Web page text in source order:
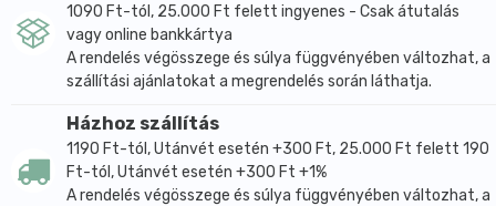
1090 Ft-tól, 25.000 Ft felett ingyenes - Csak átutalás
vagy online bankkártya
A rendelés végösszege és súlya függvényében változhat, a
szállítási ajánlatokat a megrendelés során láthatja.
Házhoz szállítás
1190 Ft-tól, Utánvét esetén +300 Ft, 25.000 Ft felett 190
Ft-tól, Utánvét esetén +300 Ft +1%
A rendelés végösszege és súlya függvényében változhat, a